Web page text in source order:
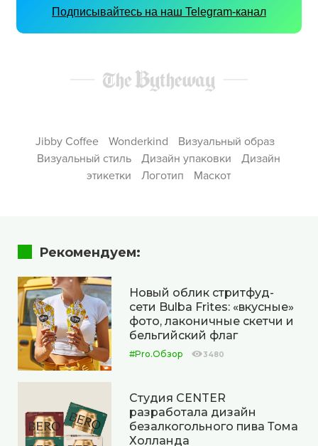
Подписывайтесь на наш Telegram-канал
Jibby Coffee Wonderkind
Визуальный образ
Визуальный стиль
Дизайн упаковки
Дизайн
этикетки
Логотип Маскот
Рекомендуем:
Новый облик стритфуд-
сети Bulba Frites: «вкусные»
фото, лаконичные скетчи и
бельгийский флаг
#Pro.Обзор 3480
Cтудия CENTER
разработала дизайн
безалкогольного пива Тома
Холланда